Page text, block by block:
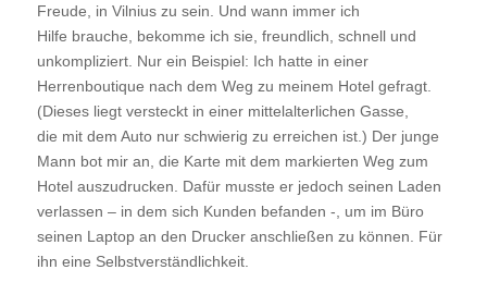
Freude, in Vilnius zu sein. Und wann immer ich
Hilfe brauche, bekomme ich sie, freundlich, schnell und
unkompliziert. Nur ein Beispiel: Ich hatte in einer
Herrenboutique nach dem Weg zu meinem Hotel gefragt.
(Dieses liegt versteckt in einer mittelalterlichen Gasse,
die mit dem Auto nur schwierig zu erreichen ist.) Der junge
Mann bot mir an, die Karte mit dem markierten Weg zum
Hotel auszudrucken. Dafür musste er jedoch seinen Laden
verlassen – in dem sich Kunden befanden -, um im Büro
seinen Laptop an den Drucker anschließen zu können. Für
ihn eine Selbstverständlichkeit.